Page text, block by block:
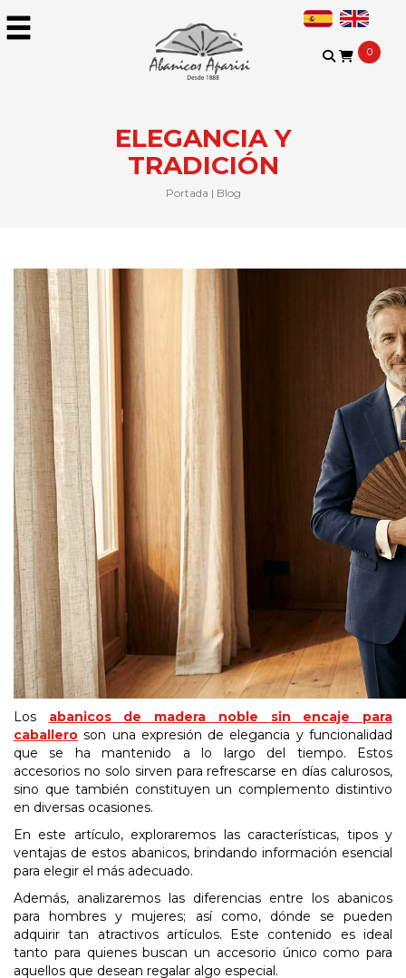
0
ELEGANCIA Y
TRADICIÓN
Portada | Blog
Los abanicos de madera noble sin encaje
para
caballero son una expresión de elegancia y funcionalidad
que se ha mantenido a lo largo del tiempo. Estos
accesorios no solo sirven para refrescarse en días calurosos,
sino que también constituyen un complemento distintivo
en diversas ocasiones.
En este artículo, exploraremos las características, tipos y
ventajas de estos abanicos, brindando información esencial
para elegir el más adecuado.
Además, analizaremos las diferencias entre los abanicos
para hombres y mujeres; así como, dónde se pueden
adquirir tan atractivos artículos. Este contenido es ideal
tanto para quienes buscan un accesorio único como para
aquellos que desean regalar algo especial.